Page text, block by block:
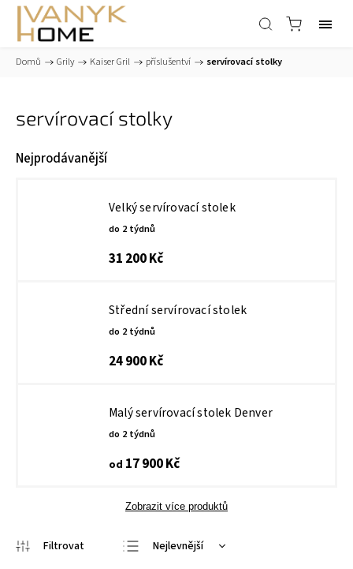
Domů / Grily / Kaiser Gril / příslušentví / servírovací stolky
servírovací stolky
Nejprodávanější
Velký servírovací stolek
do 2 týdnů
31 200 Kč
Střední servírovací stolek
do 2 týdnů
24 900 Kč
Malý servírovací stolek Denver
do 2 týdnů
od 17 900 Kč
Zobrazit více produktů
Nejlevnější